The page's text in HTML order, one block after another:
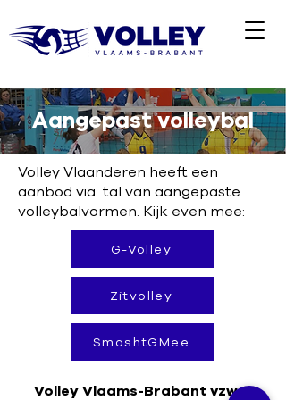
Aangepast volleybal
Volley Vlaanderen heeft een
aanbod via tal van aangepaste
volleybalvormen. Kijk even mee:
G-Volley
Zitvolley
SmashtGMee
Volley Vlaams-Brabant vzw